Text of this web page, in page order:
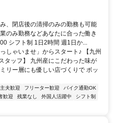
、閉店後の清掃のみの勤務も可能
のみ勤務などあなたに合った働き
シフト制 1日2時間 週1日か...
しゃいませ」からスタート♪ 【九州
タッフ】 九州産にこだわった味が
リー層にも優しい店づくりで ボッ
夫歓迎 フリーター歓迎
バイク通勤OK
歓迎 残業なし 外国人活躍中
シフト制